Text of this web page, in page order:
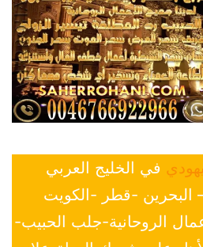
في الخليج العربي
البحرين -قطر -الكويت
الروحانية-جلب الحبيب-